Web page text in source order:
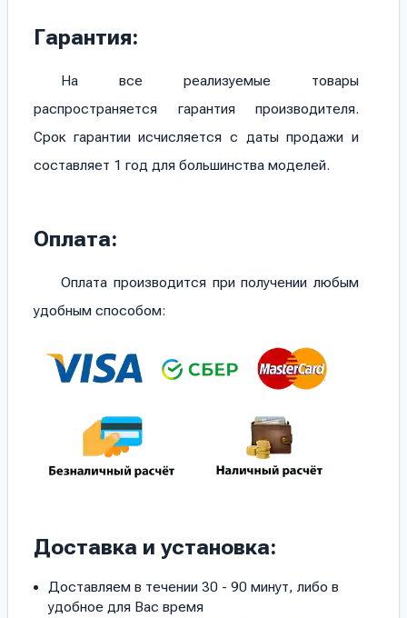
Гарантия:
На все реализуемые товары
распространяется гарантия производителя.
Срок гарантии исчисляется с даты продажи и
составляет 1 год для большинства моделей.
Оплата:
Оплата производится при получении любым
удобным способом:
Доставка и установка:
Доставляем в течении 30 - 90 минут, либо в
удобное для Вас время